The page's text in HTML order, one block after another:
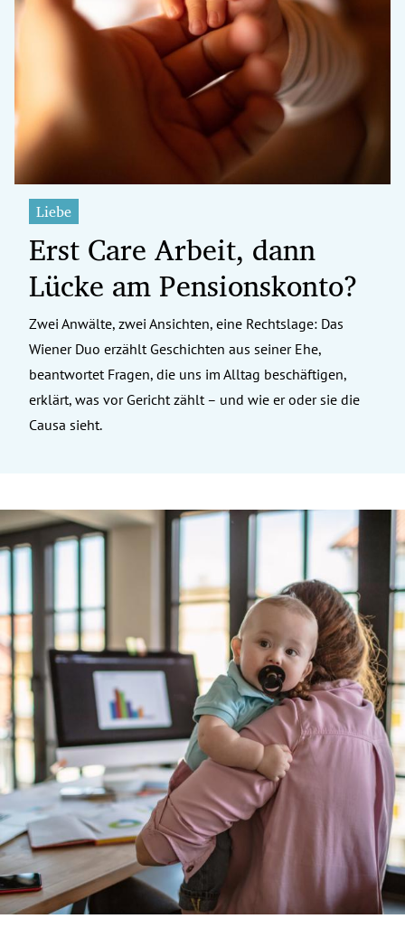
Liebe
Erst Care Arbeit, dann
Lücke am Pensionskonto?
Zwei Anwälte, zwei Ansichten, eine Rechtslage: Das
Wiener Duo erzählt Geschichten aus seiner Ehe,
beantwortet Fragen, die uns im Alltag beschäftigen,
erklärt, was vor Gericht zählt – und wie er oder sie die
Causa sieht.